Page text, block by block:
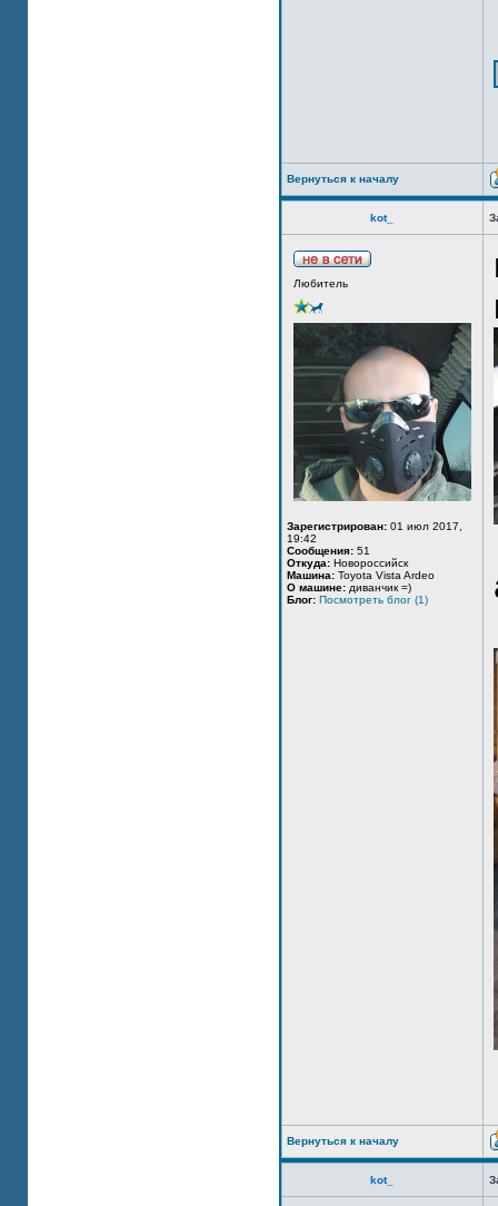
Вернуться к началу
kot_
Любитель
Зарегистрирован: 01 июл 2017,
19:42
Сообщения: 51
Откуда: Новороссийск
Машина: Toyota Vista Ardeo
О машине: диванчик =)
Блог: Посмотреть блог (1)
Вернуться к началу
kot_